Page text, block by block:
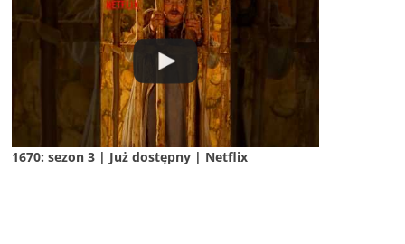
1670: sezon 3 | Już dostępny | Netflix